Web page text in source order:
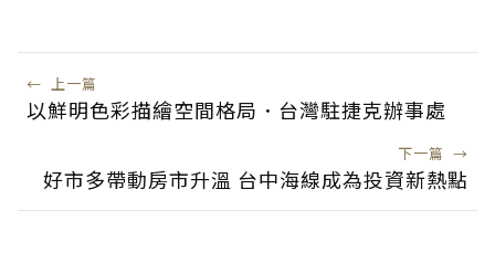
← 上一篇
以鮮明色彩描繪空間格局．台灣駐捷克辦事處
下一篇 →
好市多帶動房市升溫 台中海線成為投資新熱點